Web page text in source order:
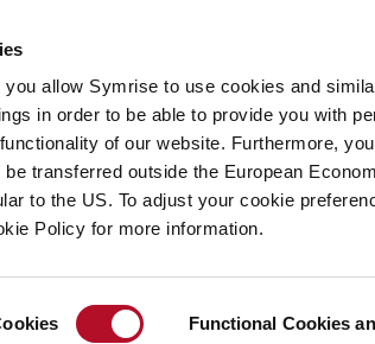
allow Symrise to use cookies and
in order to be able to provide you with
of our website. Furthermore,
transferred outside the European
to the US. To adjust your cookie
Policy for more information.
Functional Cookies
Geschichten